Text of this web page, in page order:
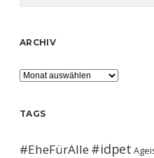
ARCHIV
Archiv
TAGS
#EheFürAlle#idpet